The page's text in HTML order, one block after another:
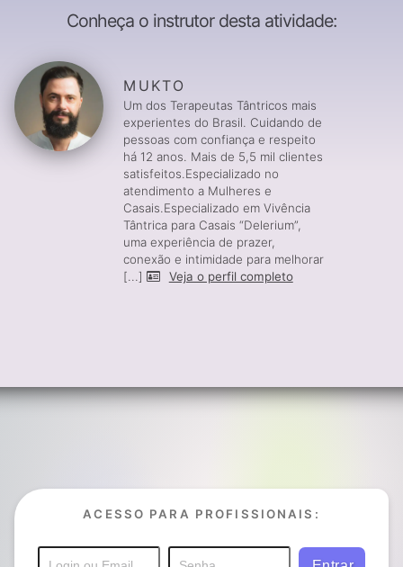
Conheça o instrutor desta atividade:
MUKTO
Um dos Terapeutas Tântricos mais
experientes do Brasil. Cuidando de
pessoas com confiança e respeito
há 12 anos. Mais de 5,5 mil clientes
satisfeitos.Especializado no
atendimento a Mulheres e
Casais.Especializado em Vivência
Tântrica para Casais “Delerium”,
uma experiência de prazer,
conexão e intimidade para melhorar
[...]
Veja o perfil completo
ACESSO PARA PROFISSIONAIS: